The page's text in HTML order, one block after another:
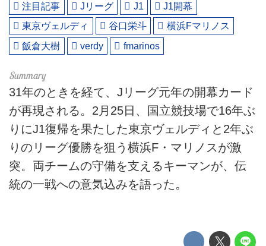
注目記事 Jリーグ J1
J1開幕
東京ヴェルディ
谷口栄斗
横浜Fマリノス
飯倉大樹
verdy fmarinos
31年のときを経て、Jリーグ元年の開幕カード
が再現される。2月25日、国立競技場で16年ぶ
りにJ1復帰を果たした東京ヴェルディと2年ぶ
りのリーグ優勝を狙う横浜F・マリノスが激
突。両チームの守備を支えるキーマンが、伝
統の一戦への意気込みを語った。